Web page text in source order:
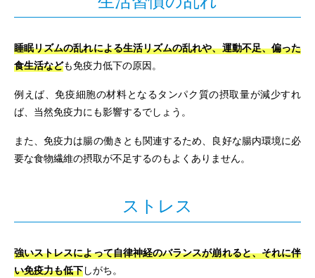
睡眠リズムの乱れによる生活リズムの乱れや、運動不足、偏った
食生活なども免疫力低下の原因。
例えば、免疫細胞の材料となるタンパク質の摂取量が減少すれ
ば、当然免疫力にも影響するでしょう。
また、免疫力は腸の働きとも関連するため、良好な腸内環境に必
要な食物繊維の摂取が不足するのもよくありません。
ストレス
強いストレスによって自律神経のバランスが崩れると、それに伴
い免疫力も低下しがち。